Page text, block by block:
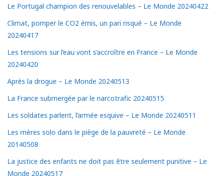
Le Portugal champion des renouvelables – Le Monde 20240422
Climat, pomper le CO2 émis, un pari risqué – Le Monde
20240417
Les tensions sur l’eau vont s’accroître en France – Le Monde
20240420
Après la drogue – Le Monde 20240513
La France submergée par le narcotrafic 20240515
Les soldates parlent, l’armée esquive – Le Monde 20240511
Les mères solo dans le piège de la pauvreté – Le Monde
20140508
La justice des enfants ne doit pas être seulement punitive – Le
Monde 20240517